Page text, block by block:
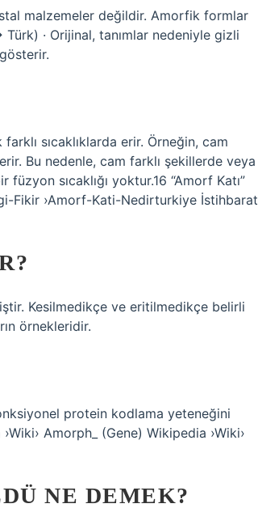
malzemeler değildir. Amorfik formlar
· Orijinal, tanımlar nedeniyle gizli
sıcaklıklarda erir. Örneğin, cam
erir. Bu nedenle, cam farklı şekillerde veya
sıcaklığı yoktur.16 “Amorf Katı”
Fikir ›Amorf-Kati-Nedirturkiye İstihbarat
Kesilmedikçe ve eritilmedikçe belirli
örnekleridir.
protein kodlama yeteneğini
Amorph_ (Gene) Wikipedia ›Wiki›
NE DEMEK?